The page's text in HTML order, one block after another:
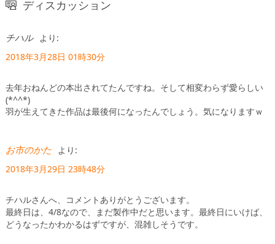
ディスカッション
チハル
より:
2018年3月28日 01時30分
去年おねんどの本出されてたんですね。そして相変わらず愛らしい
(*^^*)
羽が生えてきた作品は最後何になったんでしょう。気になりますｗ
お市のかた
より:
2018年3月29日 23時48分
チハルさんへ、コメントありがとうございます。
最終日は、4/8なので、まだ製作中だと思います。最終日にいけば、
どうなったかわかるはずですが、混雑しそうです。